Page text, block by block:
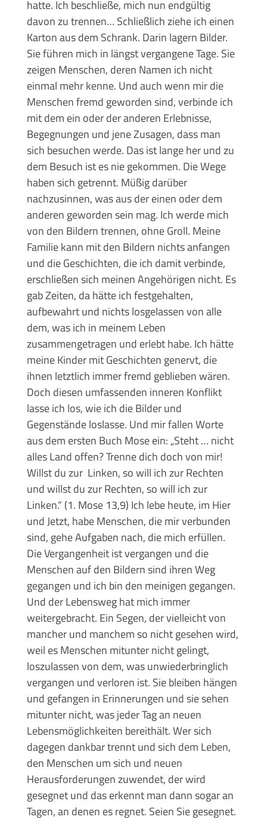
hatte. Ich beschließe, mich nun endgültig
davon zu trennen… Schließlich ziehe ich einen
Karton aus dem Schrank. Darin lagern Bilder.
Sie führen mich in längst vergangene Tage. Sie
zeigen Menschen, deren Namen ich nicht
einmal mehr kenne. Und auch wenn mir die
Menschen fremd geworden sind, verbinde ich
mit dem ein oder der anderen Erlebnisse,
Begegnungen und jene Zusagen, dass man
sich besuchen werde. Das ist lange her und zu
dem Besuch ist es nie gekommen. Die Wege
haben sich getrennt. Müßig darüber
nachzusinnen, was aus der einen oder dem
anderen geworden sein mag. Ich werde mich
von den Bildern trennen, ohne Groll. Meine
Familie kann mit den Bildern nichts anfangen
und die Geschichten, die ich damit verbinde,
erschließen sich meinen Angehörigen nicht. Es
gab Zeiten, da hätte ich festgehalten,
aufbewahrt und nichts losgelassen von alle
dem, was ich in meinem Leben
zusammengetragen und erlebt habe. Ich hätte
meine Kinder mit Geschichten genervt, die
ihnen letztlich immer fremd geblieben wären.
Doch diesen umfassenden inneren Konflikt
lasse ich los, wie ich die Bilder und
Gegenstände loslasse. Und mir fallen Worte
aus dem ersten Buch Mose ein: „Steht … nicht
alles Land offen? Trenne dich doch von mir!
Willst du zur Linken, so will ich zur Rechten
und willst du zur Rechten, so will ich zur
Linken.“ (1. Mose 13,9) Ich lebe heute, im Hier
und Jetzt, habe Menschen, die mir verbunden
sind, gehe Aufgaben nach, die mich erfüllen.
Die Vergangenheit ist vergangen und die
Menschen auf den Bildern sind ihren Weg
gegangen und ich bin den meinigen gegangen.
Und der Lebensweg hat mich immer
weitergebracht. Ein Segen, der vielleicht von
mancher und manchem so nicht gesehen wird,
weil es Menschen mitunter nicht gelingt,
loszulassen von dem, was unwiederbringlich
vergangen und verloren ist. Sie bleiben hängen
und gefangen in Erinnerungen und sie sehen
mitunter nicht, was jeder Tag an neuen
Lebensmöglichkeiten bereithält. Wer sich
dagegen dankbar trennt und sich dem Leben,
den Menschen um sich und neuen
Herausforderungen zuwendet, der wird
gesegnet und das erkennt man dann sogar an
Tagen, an denen es regnet. Seien Sie gesegnet.